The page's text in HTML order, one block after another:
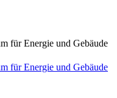
für Energie und Gebäude
für Energie und Gebäude